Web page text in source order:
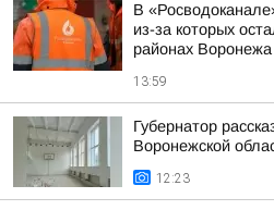
В
из-за которых
районах Воронежа
13:59
Губернатор
Воронежской
12:23